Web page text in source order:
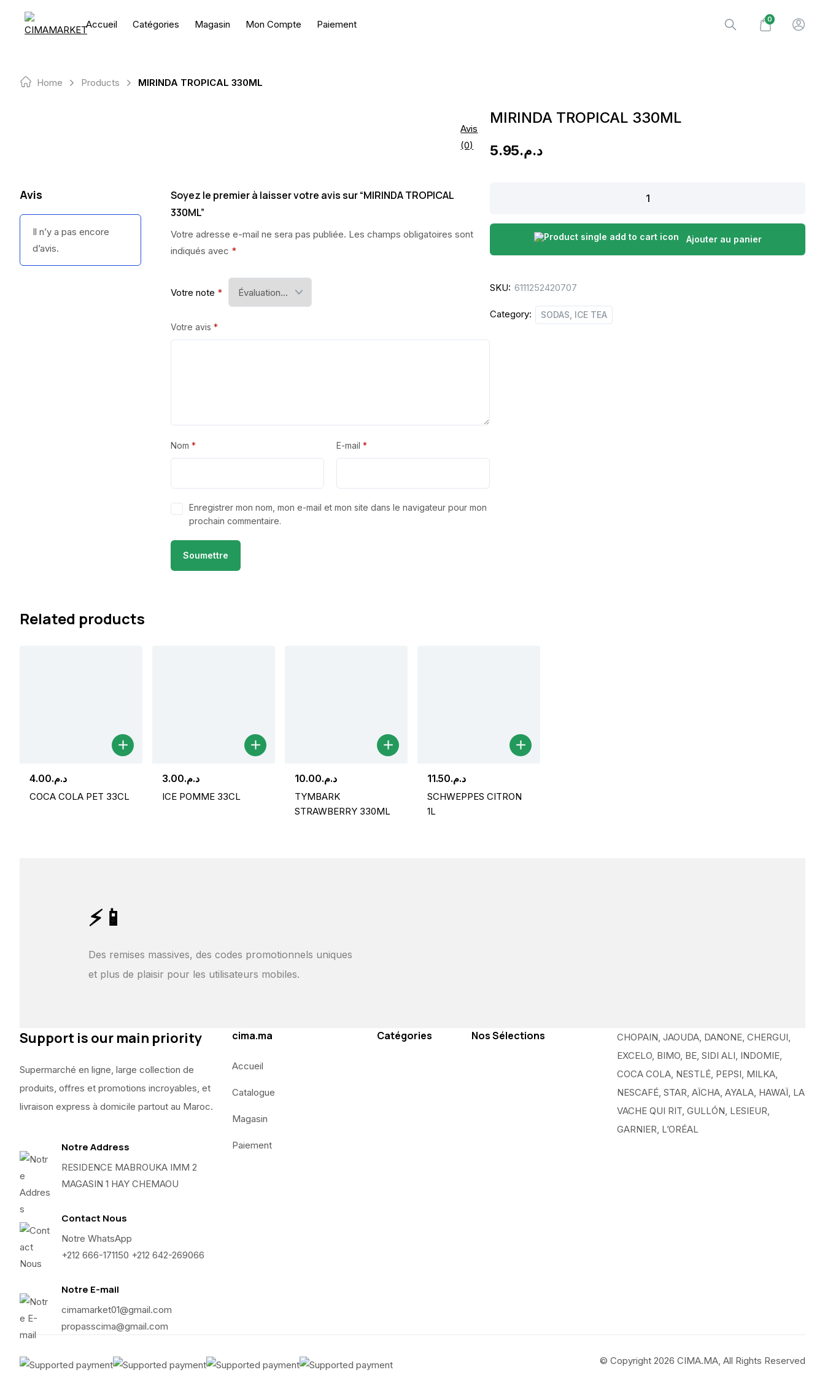
Accueil Catégories Magasin Mon Compte Paiement 0
Home Products MIRINDA TROPICAL 330ML
MIRINDA TROPICAL 330ML
د.م.5.95
330ML
Ajouter au panier
SKU: 6111252420707
Category: SODAS, ICE TEA
Avis
(0)
Avis
Il n’y a pas encore
d’avis.
Soyez le premier à laisser votre avis sur “MIRINDA TROPICAL
330ML”
Votre adresse e-mail ne sera pas publiée. Les champs obligatoires sont
indiqués avec *
Votre note *
Votre avis*
Nom* E-mail*
Enregistrer mon nom, mon e-mail et mon site dans le navigateur pour mon
prochain commentaire.
Related products
د.م.4.00
COCA COLA PET 33CL
د.م.3.00
ICE POMME 33CL
د.م.10.00
TYMBARK
STRAWBERRY 330ML
د.م.11.50
SCHWEPPES CITRON
1L
⚡📱
Des remises massives, des codes promotionnels uniques
et plus de plaisir pour les utilisateurs mobiles.
Support is our main priority
Supermarché en ligne, large collection de
produits, offres et promotions incroyables, et
livraison express à domicile partout au Maroc.
Notre Address
RESIDENCE MABROUKA IMM 2
MAGASIN 1 HAY CHEMAOU
Contact Nous
Notre WhatsApp
+212 666-171150 +212 642-269066
Notre E-mail
cimamarket01@gmail.com
propasscima@gmail.com
cima.ma
Accueil
Catalogue
Magasin
Paiement
Catégories Nos Sélections
CHOPAIN, JAOUDA, DANONE, CHERGUI,
EXCELO, BIMO, BE, SIDI ALI, INDOMIE,
COCA COLA, NESTLÉ, PEPSI, MILKA,
NESCAFÉ, STAR, AÏCHA, AYALA, HAWAÏ, LA
VACHE QUI RIT, GULLÓN, LESIEUR,
GARNIER, L’ORÉAL
© Copyright 2026 CIMA.MA, All Rights Reserved